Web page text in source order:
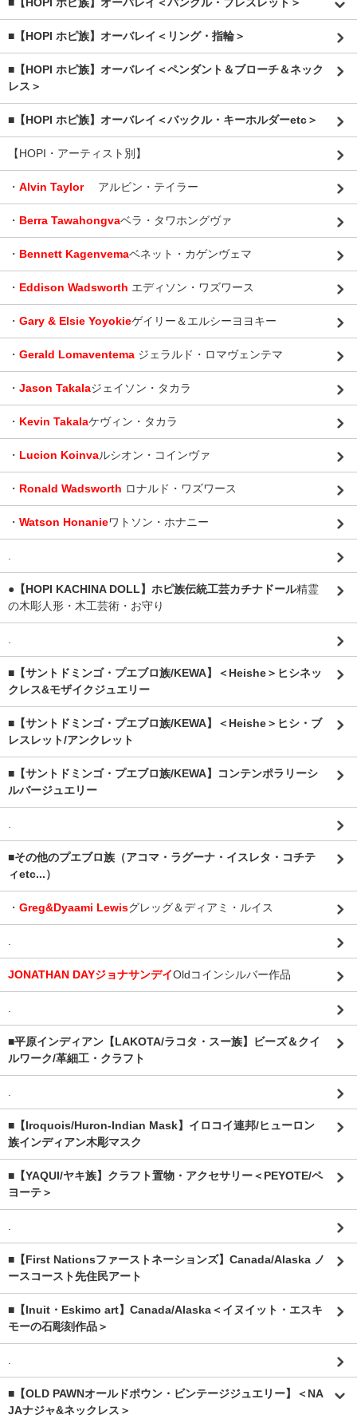
■【HOPI ホピ族】オーバレイ＜バングル・ブレスレット＞
■【HOPI ホピ族】オーバレイ＜リング・指輪＞
■【HOPI ホピ族】オーバレイ＜ペンダント＆ブローチ＆ネック
レス＞
■【HOPI ホピ族】オーバレイ＜バックル・キーホルダーetc＞
【HOPI・アーティスト別】
・ Alvin Taylor アルビン・テイラー
・ Berra Tawahongvaベラ・タワホングヴァ
・ Bennett Kagenvemaベネット・カゲンヴェマ
・ Eddison Wadsworth エディソン・ワズワース
・ Gary & Elsie Yoyokieゲイリー＆エルシーヨヨキー
・ Gerald Lomaventema ジェラルド・ロマヴェンテマ
・ Jason Takalaジェイソン・タカラ
・ Kevin Takalaケヴィン・タカラ
・ Lucion Koinvaルシオン・コインヴァ
・ Ronald Wadsworth ロナルド・ワズワース
・ Watson Honanieワトソン・ホナニー
.
●【HOPI KACHINA DOLL】ホピ族伝統工芸カチナドール精霊
の木彫人形・木工芸術・お守り
.
■【サントドミンゴ・プエブロ族/KEWA】＜Heishe＞ヒシネッ
クレス&モザイクジュエリー
■【サントドミンゴ・プエブロ族/KEWA】＜Heishe＞ヒシ・ブ
レスレット/アンクレット
■【サントドミンゴ・プエブロ族/KEWA】コンテンポラリーシ
ルバージュエリー
.
■その他のプエブロ族（アコマ・ラグーナ・イスレタ・コチテ
ィetc...）
・ Greg&Dyaami Lewisグレッグ＆ディアミ・ルイス
.
JONATHAN DAYジョナサンデイOldコインシルバー作品
.
■平原インディアン【LAKOTA/ラコタ・スー族】ビーズ＆クイ
ルワーク/革細工・クラフト
.
■【Iroquois/Huron-Indian Mask】イロコイ連邦/ヒューロン
族インディアン木彫マスク
■【YAQUI/ヤキ族】クラフト置物・アクセサリー＜PEYOTE/ペ
ヨーテ＞
.
■【First Nationsファーストネーションズ】Canada/Alaska ノ
ースコースト先住民アート
■【Inuit・Eskimo art】Canada/Alaska＜イヌイット・エスキ
モーの石彫刻作品＞
.
■【OLD PAWNオールドポウン・ビンテージジュエリー】＜NA
JAナジャ&ネックレス＞